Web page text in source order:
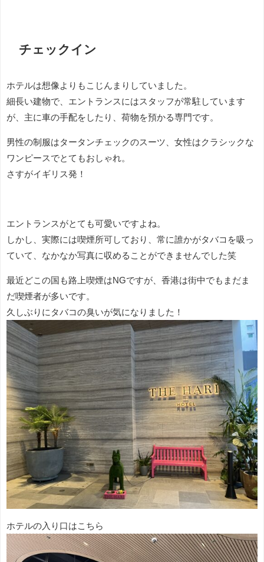
チェックイン
ホテルは想像よりもこじんまりしていました。
細長い建物で、エントランスにはスタッフが常駐しています
が、主に車の手配をしたり、荷物を預かる専門です。
男性の制服はタータンチェックのスーツ、女性はクラシックな
ワンピースでとてもおしゃれ。
さすがイギリス発！
エントランスがとても可愛いですよね。
しかし、実際には喫煙所可しており、常に誰かがタバコを吸っ
ていて、なかなか写真に収めることができませんでした笑
最近どこの国も路上喫煙はNGですが、香港は街中でもまだま
だ喫煙者が多いです。
久しぶりにタバコの臭いが気になりました！
ホテルの入り口はこちら